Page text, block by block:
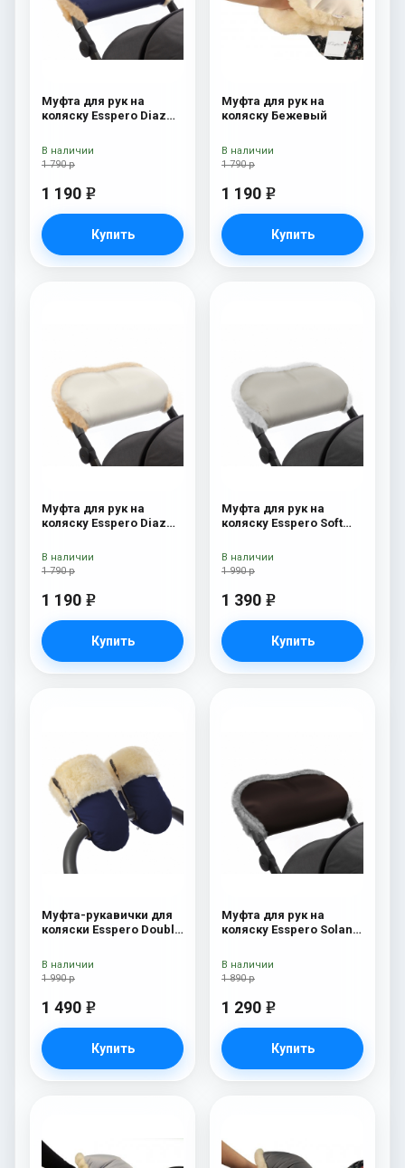
Муфта для рук на
коляску Esspero Diaz
Navy
1 790 р
1 190 e
Купить
В наличии
Муфта для рук на
коляску Бежевый
1 790 р
1 190 e
Купить
В наличии
Муфта для рук на
коляску Esspero Diaz
Beige
1 790 р
1 190 e
Купить
В наличии
Муфта для рук на
коляску Esspero Soft
1 990 р
1 390 e
Купить
В наличии
Муфта-рукавички для
коляски Esspero Double
Navy
1 990 р
1 490 e
Купить
В наличии
Муфта для рук на
коляску Esspero Solana
Brown
1 890 р
1 290 e
Купить
В наличии